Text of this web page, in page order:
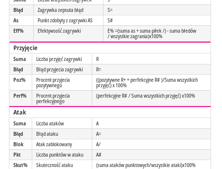
Błąd
Zagrywka zepsuta błąd
S=
As
Punkt zdobyty z zagrywki AS
S#
Eff%
Efektywsość zagrywki E% =(suma as + suma piłek /) - suma błedów
/ wszystkie zagrania)x100%
Przyjęcie
Suma Liczba przyjęć zagrywki
R
Błąd
Błąd przyjecia zagrywki
R=
Poz%
Procent przyjecia
pozytywnego
((pozytywne R+ + perfekcyjne R# )/Suma wszystkich
przyjęć) x 100%
Perf%
Procent przyjecia
perfekcyjnego
(perfekcyjne R# / Suma wszystkich przyjęć) x100%
Atak
Suma Liczba ataków
A
Błąd
Błąd ataku
A=
Blok
Atak zablokowany
A/
Pkt
Liczba punktów w ataku
A#
Skut%
Skuteczność ataku
(suma ataków punktowych/wszystkie ataki)x100%